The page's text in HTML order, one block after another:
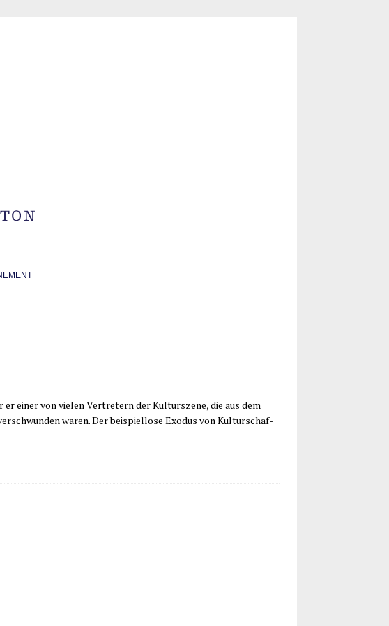
einer von vie­len Ver­tre­tern der Kul­tur­sze­ne, die aus dem
waren. Der bei­spiel­lo­se Exodus von Kul­tur­schaf­